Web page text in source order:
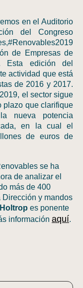
en el Auditorio
del Congreso
de Empresas de
Esta edición del
actividad que está
de 2016 y 2017.
el sector sigue
plazo que clarifique
nueva potencia
en la cual el
de euros de
se ha
de analizar el
más de 400
Dirección y mandos
es ponente
información aquí.